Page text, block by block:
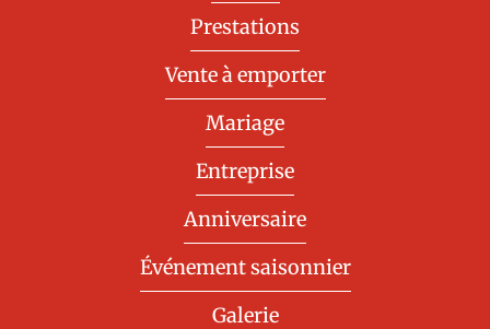
Prestations
Vente à emporter
Mariage
Entreprise
Anniversaire
Événement saisonnier
Galerie